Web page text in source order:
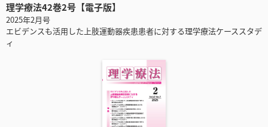
理学療法42巻2号【電子版】
2025年2月号
エビデンスも活用した上肢運動器疾患患者に対する理学療法ケーススタデ
ィ